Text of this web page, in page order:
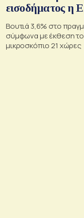
εισοδήματος η
Βουτιά 3,6% στο
σύμφωνα με έκθεση
μικροσκόπιο 21 χώρες